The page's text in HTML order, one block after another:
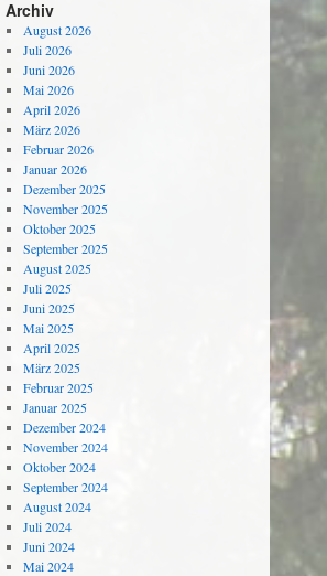
Archiv
August 2026
Juli 2026
Juni 2026
Mai 2026
April 2026
März 2026
Februar 2026
Januar 2026
Dezember 2025
November 2025
Oktober 2025
September 2025
August 2025
Juli 2025
Juni 2025
Mai 2025
April 2025
März 2025
Februar 2025
Januar 2025
Dezember 2024
November 2024
Oktober 2024
September 2024
August 2024
Juli 2024
Juni 2024
Mai 2024